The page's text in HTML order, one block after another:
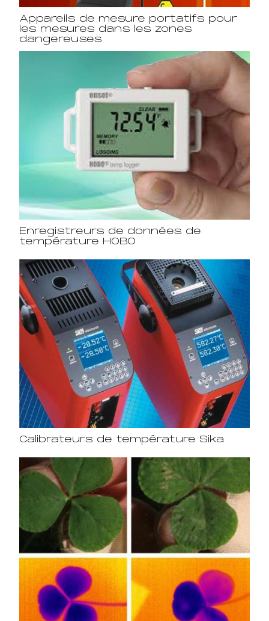
Appareils de mesure portatifs pour
les mesures dans les zones
dangereuses
Enregistreurs de données de
température HOBO
Calibrateurs de température Sika